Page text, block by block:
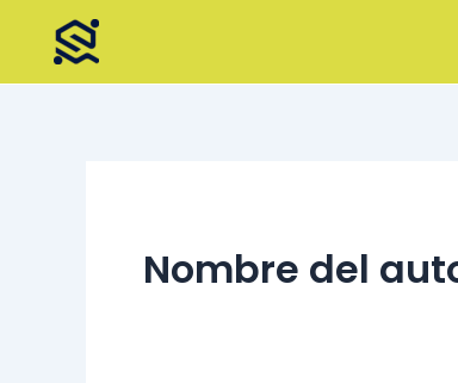
Nombre del